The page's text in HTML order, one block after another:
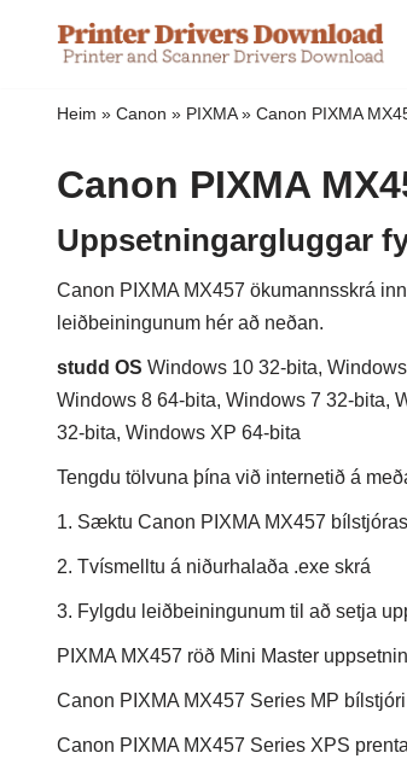
Sleppa
Heim » Canon » PIXMA» Canon PIXMA
Canon PIXMA
Uppsetningargluggar
Canon PIXMA MX457 ökumannsskrá
leiðbeiningunum hér að neðan.
studd OS Windows 10 32-bita,
Windows 8 64-bita, Windows 7 32-bita,
32-bita, Windows XP 64-bita
Tengdu tölvuna þína við internetið á
1. Sæktu Canon PIXMA MX457
2. Tvísmelltu á niðurhalaða .exe skrá
3. Fylgdu leiðbeiningunum til að setja
PIXMA MX457 röð Mini Master
Canon PIXMA MX457 Series MP
Canon PIXMA MX457 Series XPS